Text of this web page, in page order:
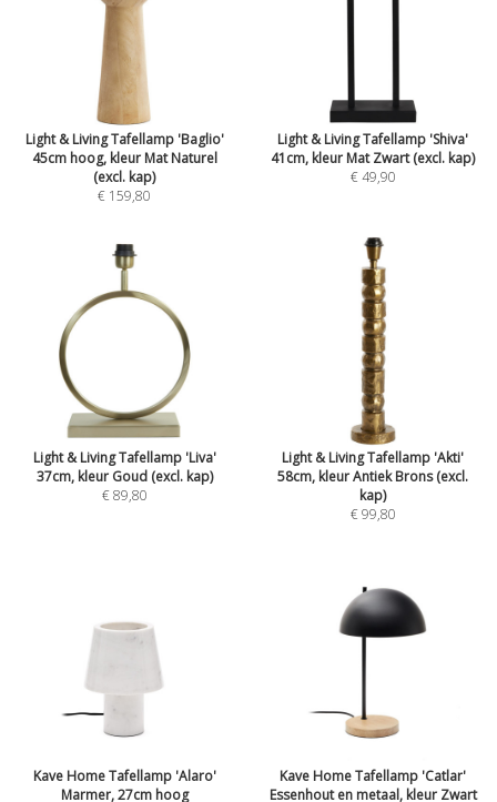
Light & Living Tafellamp 'Baglio'
45cm hoog, kleur Mat Naturel
(excl. kap)
€ 159,80
Light & Living Tafellamp 'Shiva'
41cm, kleur Mat Zwart (excl. kap)
€ 49,90
Light & Living Tafellamp 'Liva'
37cm, kleur Goud (excl. kap)
€ 89,80
Light & Living Tafellamp 'Akti'
58cm, kleur Antiek Brons (excl.
kap)
€ 99,80
Kave Home Tafellamp 'Alaro'
Marmer, 27cm hoog
Kave Home Tafellamp 'Catlar'
Essenhout en metaal, kleur Zwart